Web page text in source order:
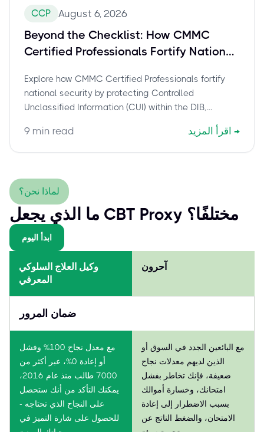
CCP August 6, 2026
Beyond the Checklist: How CMMC
Certified Professionals Fortify National
Explore how CMMC Certified Professionals fortify
national security by protecting Controlled
Unclassified Information (CUI) within the DIB,
CMMC Level 2 compliance. Learn the CCP's
strategic role and how to get certified.
9 min read اقرأ المزيد →
لماذا نحن؟
ما الذي يجعل CBT Proxy مختلفًا؟
ابدأ اليوم
وكيل العلاج السلوكي
المعرفي
آحرون
ضمان المرور
مع معدل نجاح 100% وفشل
أو إعادة 0%، عبر أكثر من
7000 طالب منذ عام 2016،
يمكنك التأكد من أنك ستحصل
على النجاح الذي تحتاجه -
للحصول على شارة التميز في
مع البائعين الجدد في السوق أو
الذين لديهم معدلات نجاح
ضعيفة، فإنك تخاطر بفشل
امتحانك، وخسارة أموالك
بسبب الاضطرار إلى إعادة
الامتحان، والضغط الناتج عن